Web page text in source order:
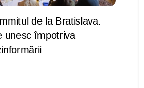
de la Bratislava.
unesc împotriva